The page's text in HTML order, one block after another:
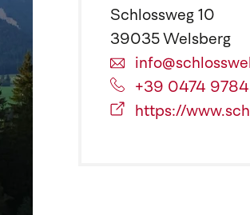
Schlossweg 10
39035 Welsberg
+39 0474
https://